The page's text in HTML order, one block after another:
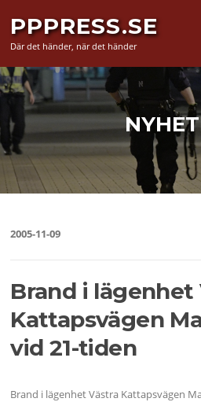
innehåll
PPPRESS.SE
Där det händer, när det händer
2005-11-09
Brand i lägenhet
Kattapsvägen
vid 21-tiden
Brand i lägenhet Västra Kattapsvägen